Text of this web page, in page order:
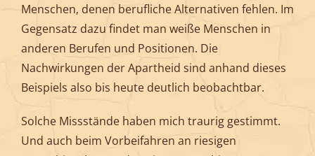
Menschen, denen berufliche Alternativen fehlen. Im
Gegensatz dazu findet man weiße Menschen in
anderen Berufen und Positionen. Die
Nachwirkungen der Apartheid sind anhand dieses
Beispiels also bis heute deutlich beobachtbar.
Solche Missstände haben mich traurig gestimmt.
Und auch beim Vorbeifahren an riesigen